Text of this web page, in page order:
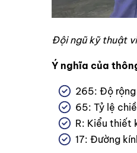
Đội ngũ kỹ thuật
Ý nghĩa của
265: Độ
65: Tỷ lệ
R: Kiểu thiết
17: Đường